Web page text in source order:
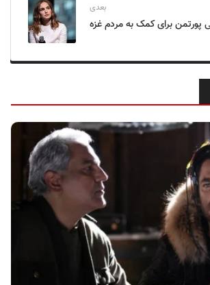
بعدی
پورتمن برای کمک به مردم غزه